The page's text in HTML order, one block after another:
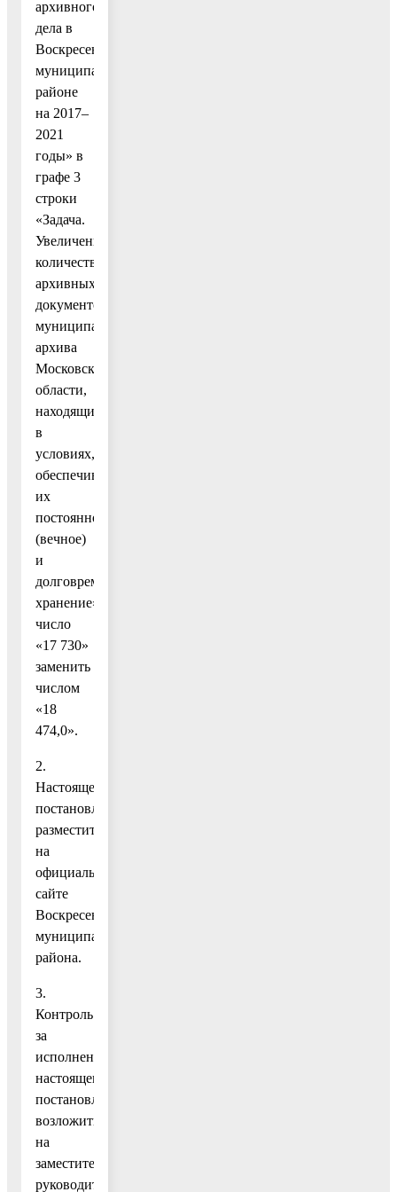
архивного
дела в
Воскресенском
муниципальном
районе
на 2017–
2021
годы» в
графе 3
строки
«Задача.
Увеличение
количества
архивных
документов
муниципального
архива
Московской
области,
находящихся
в
условиях,
обеспечивающих
их
постоянное
(вечное)
и
долговременное
хранение»
число
«17 730»
заменить
числом
«18
474,0».
2.
Настоящее
постановление
разместить
на
официальном
сайте
Воскресенского
муниципального
района.
3.
Контроль
за
исполнением
настоящего
постановления
возложить
на
заместителя
руководителя